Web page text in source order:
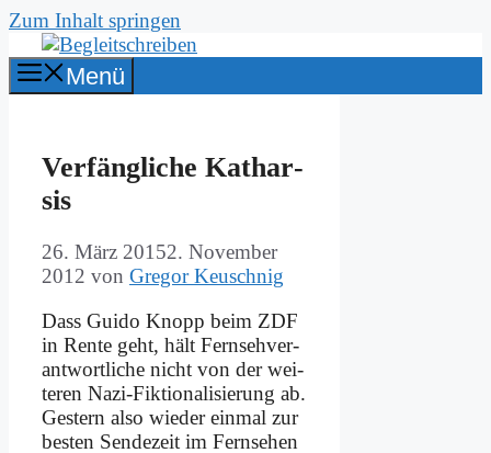
Zum Inhalt springen
Menü
Ver­fäng­li­che Ka­thar­
sis
26. März 20152. November
2012 von Gregor Keuschnig
Dass Gui­do Knopp beim ZDF
in Ren­te geht, hält Fern­seh­ver­
ant­wort­li­che nicht von der wei­
te­ren Na­zi-Fik­tio­na­li­sie­rung ab.
Ge­stern al­so wie­der ein­mal zur
be­sten Sen­de­zeit im Fern­se­hen